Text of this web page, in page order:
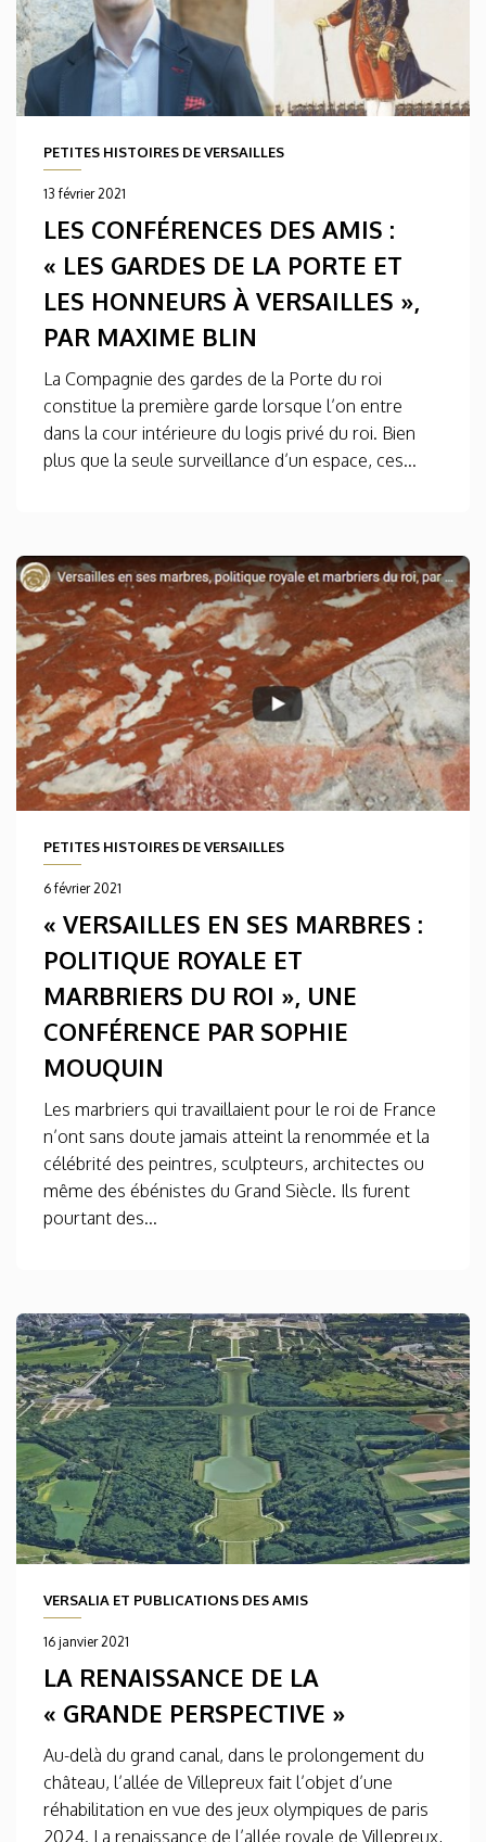
PETITES HISTOIRES DE VERSAILLES
13 février 2021
LES CONFÉRENCES DES AMIS :
« LES GARDES DE LA PORTE ET
LES HONNEURS À VERSAILLES »,
PAR MAXIME BLIN
La Compagnie des gardes de la Porte du roi
constitue la première garde lorsque l’on entre
dans la cour intérieure du logis privé du roi. Bien
plus que la seule surveillance d’un espace, ces...
PETITES HISTOIRES DE VERSAILLES
6 février 2021
« VERSAILLES EN SES MARBRES :
POLITIQUE ROYALE ET
MARBRIERS DU ROI », UNE
CONFÉRENCE PAR SOPHIE
MOUQUIN
Les marbriers qui travaillaient pour le roi de France
n’ont sans doute jamais atteint la renommée et la
célébrité des peintres, sculpteurs, architectes ou
même des ébénistes du Grand Siècle. Ils furent
pourtant des...
VERSALIA ET PUBLICATIONS DES AMIS
16 janvier 2021
LA RENAISSANCE DE LA
« GRANDE PERSPECTIVE »
Au-delà du grand canal, dans le prolongement du
château, l’allée de Villepreux fait l’objet d’une
réhabilitation en vue des jeux olympiques de paris
2024. La renaissance de l’allée royale de Villepreux,